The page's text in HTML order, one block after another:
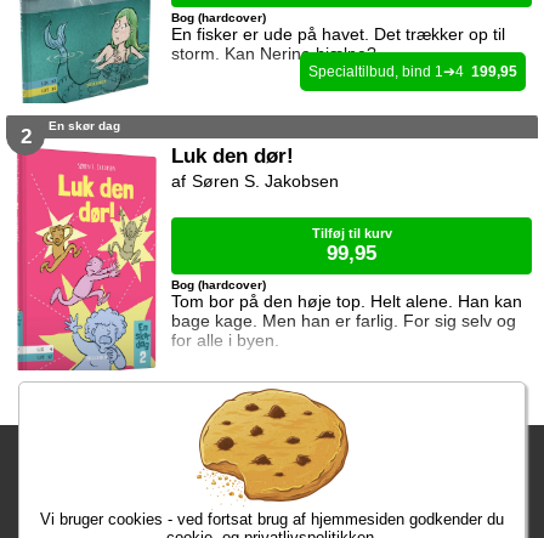
En fisker er ude på havet. Det trækker op til
storm. Kan Nerine hjælpe?
Bog (hardcover)
1 4 199,95
2 En skør dag
Luk den dør!
Tom bor på den høje top. Helt alene. Han kan
bage kage. Men han er farlig. For sig selv og
for alle i byen.
Bog (hardcover)
Søren S. Jakobsen
Tilføj til kurv
99,95
Fragtgebyret er DKK 59,95 • Fragtgebyret bortfalder ved køb over
DKK 299,00
Bestiller du inden kl. 13:00 har du dine varer i morgen!
Vi bruger cookies - ved fortsat brug af hjemmesiden godkender du